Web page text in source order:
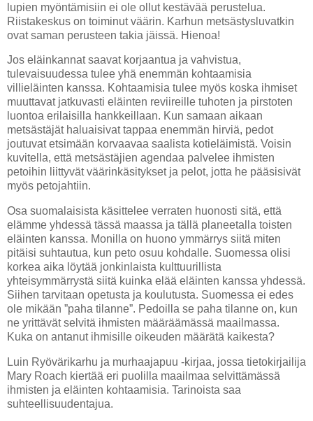
lupien myöntämisiin ei ole ollut kestävää perustelua.
Riistakeskus on toiminut väärin. Karhun metsästysluvatkin
ovat saman perusteen takia jäissä. Hienoa!
Jos eläinkannat saavat korjaantua ja vahvistua,
tulevaisuudessa tulee yhä enemmän kohtaamisia
villieläinten kanssa. Kohtaamisia tulee myös koska ihmiset
muuttavat jatkuvasti eläinten reviireille tuhoten ja pirstoten
luontoa erilaisilla hankkeillaan. Kun samaan aikaan
metsästäjät haluaisivat tappaa enemmän hirviä, pedot
joutuvat etsimään korvaavaa saalista kotieläimistä. Voisin
kuvitella, että metsästäjien agendaa palvelee ihmisten
petoihin liittyvät väärinkäsitykset ja pelot, jotta he pääsisivät
myös petojahtiin.
Osa suomalaisista käsittelee verraten huonosti sitä, että
elämme yhdessä tässä maassa ja tällä planeetalla toisten
eläinten kanssa. Monilla on huono ymmärrys siitä miten
pitäisi suhtautua, kun peto osuu kohdalle. Suomessa olisi
korkea aika löytää jonkinlaista kulttuurillista
yhteisymmärrystä siitä kuinka elää eläinten kanssa yhdessä.
Siihen tarvitaan opetusta ja koulutusta. Suomessa ei edes
ole mikään ”paha tilanne”. Pedoilla se paha tilanne on, kun
ne yrittävät selvitä ihmisten määräämässä maailmassa.
Kuka on antanut ihmisille oikeuden määrätä kaikesta?
Luin Ryövärikarhu ja murhaajapuu -kirjaa, jossa tietokirjailija
Mary Roach kiertää eri puolilla maailmaa selvittämässä
ihmisten ja eläinten kohtaamisia. Tarinoista saa
suhteellisuudentajua.